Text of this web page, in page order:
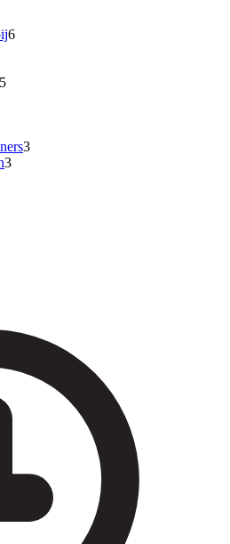
6
5
3
3